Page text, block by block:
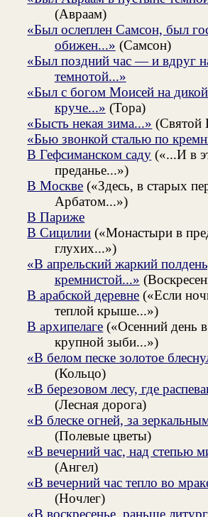
(Авраам)
«Был ослеплен Самсон, был
обижен...» (Самсон)
«Был поздний час — и вдруг
темнотой...»
«Был с богом Моисей на
круче...» (Тора)
«Бысть некая зима...» (Святой
«Бью звонкой сталью по
В Гефсиманском саду («...И в
преданье...»)
В Москве («Здесь, в старых
Арбатом...»)
В Париже
В Сицилии («Монастыри в
глухих...»)
«В апрельский жаркий
кремнистой...»
В арабской деревне («Если
теплой крыше...»)
В архипелаге («Осенний день
крупной зыби...»)
«В белом песке золотое
(Кольцо)
«В березовом лесу, где
(Лесная дорога)
«В блеске огней, за
(Полевые цветы)
«В вечерний час, над степью
(Ангел)
«В вечерний час тепло во
(Ночлег)
«В воскресенье, раньше